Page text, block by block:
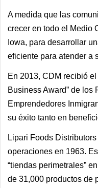
A medida que las
crecer en todo el Medio
Iowa, para desarrollar
eficiente para atender a
En 2013, CDM recibió
Business Award” de los
Emprendedores
su éxito tanto en
Lipari Foods
operaciones en 1963.
“tiendas perimetrales”
de 31,000 productos de